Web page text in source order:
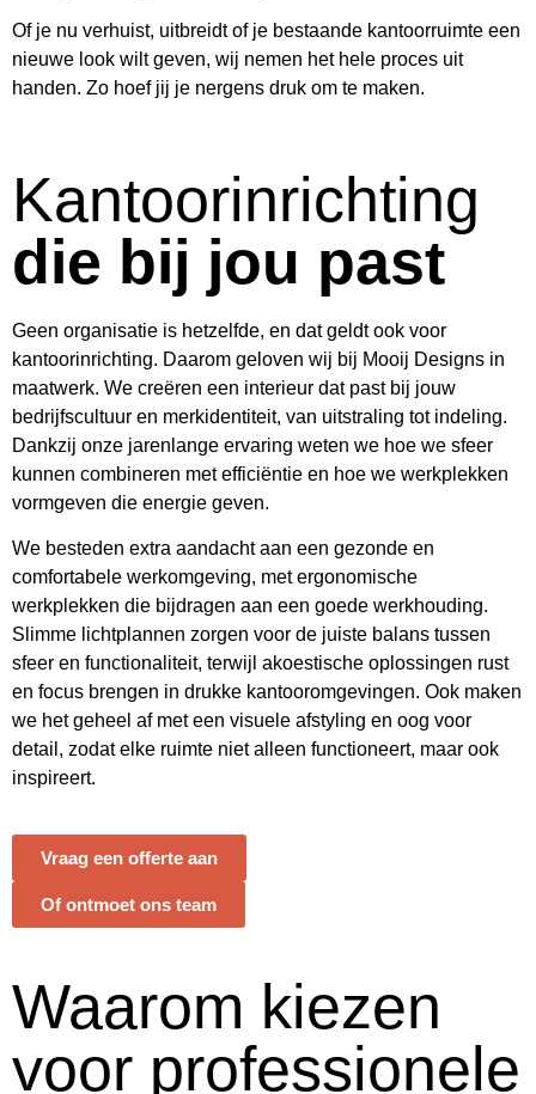
Of je nu verhuist, uitbreidt of je bestaande kantoorruimte een
nieuwe look wilt geven, wij nemen het hele proces uit
handen. Zo hoef jij je nergens druk om te maken.
Kantoorinrichting
die bij jou past
Geen organisatie is hetzelfde, en dat geldt ook voor
kantoorinrichting. Daarom geloven wij bij Mooij Designs in
maatwerk. We creëren een interieur dat past bij jouw
bedrijfscultuur en merkidentiteit, van uitstraling tot indeling.
Dankzij onze jarenlange ervaring weten we hoe we sfeer
kunnen combineren met efficiëntie en hoe we werkplekken
vormgeven die energie geven.
We besteden extra aandacht aan een gezonde en
comfortabele werkomgeving, met ergonomische
werkplekken die bijdragen aan een goede werkhouding.
Slimme lichtplannen zorgen voor de juiste balans tussen
sfeer en functionaliteit, terwijl akoestische oplossingen rust
en focus brengen in drukke kantooromgevingen. Ook maken
we het geheel af met een visuele afstyling en oog voor
detail, zodat elke ruimte niet alleen functioneert, maar ook
inspireert.
Vraag een offerte aan
Of ontmoet ons team
Waarom kiezen
voor professionele